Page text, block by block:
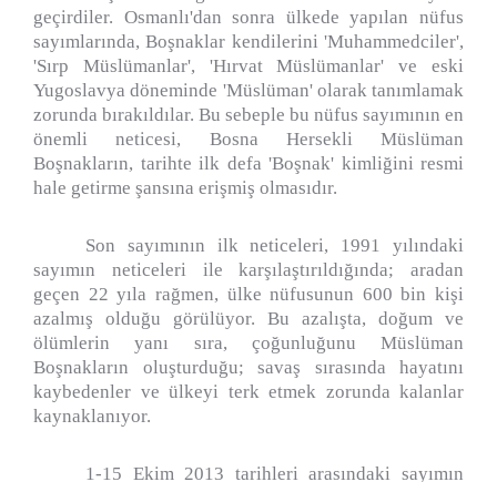
geçirdiler. Osmanlı'dan sonra ülkede yapılan nüfus
sayımlarında, Boşnaklar kendilerini 'Muhammedciler',
'Sırp Müslümanlar', 'Hırvat Müslümanlar' ve eski
Yugoslavya döneminde 'Müslüman' olarak tanımlamak
zorunda bırakıldılar. Bu sebeple bu nüfus sayımının en
önemli neticesi, Bosna Hersekli Müslüman
Boşnakların, tarihte ilk defa 'Boşnak' kimliğini resmi
hale getirme şansına erişmiş olmasıdır.
Son sayımının ilk neticeleri, 1991 yılındaki
sayımın neticeleri ile karşılaştırıldığında; aradan
geçen 22 yıla rağmen, ülke nüfusunun 600 bin kişi
azalmış olduğu görülüyor. Bu azalışta, doğum ve
ölümlerin yanı sıra, çoğunluğunu Müslüman
Boşnakların oluşturduğu; savaş sırasında hayatını
kaybedenler ve ülkeyi terk etmek zorunda kalanlar
kaynaklanıyor.
1-15 Ekim 2013 tarihleri arasındaki sayımın